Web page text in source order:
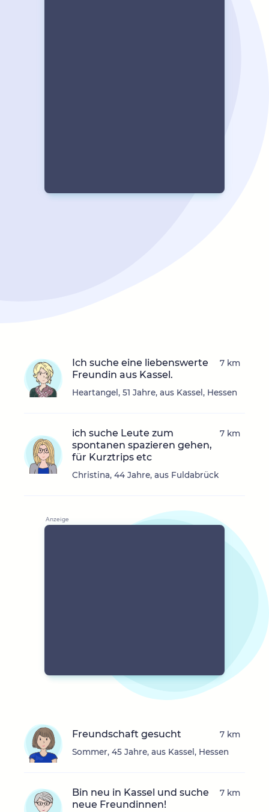
Ich suche eine liebenswerte
Freundin aus Kassel.
Heartangel, 51 Jahre, aus Kassel, Hessen
7 km
ich suche Leute zum
spontanen spazieren gehen,
für Kurztrips etc
Christina, 44 Jahre, aus Fuldabrück
7 km
Freundschaft gesucht
Sommer, 45 Jahre, aus Kassel, Hessen
7 km
Bin neu in Kassel und suche
neue Freundinnen!
7 km